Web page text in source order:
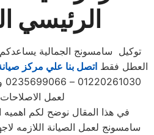
الرئيسي
توكيل سامسونج الجمالية
العطل فقط اتصل بنا علي مركز
لعمل الاصلاحات
في هذا المقال نوضح لكم اهميه
سامسونج لعمل الصيانة اللازمه